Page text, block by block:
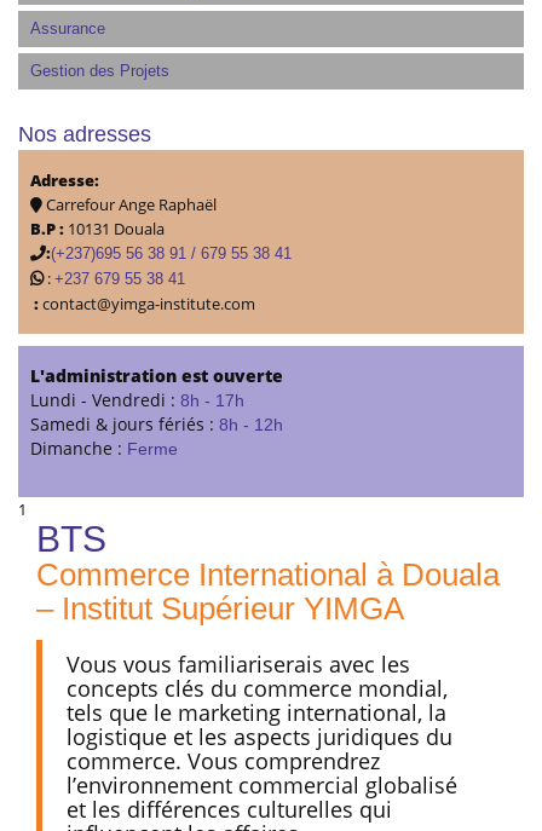
Assurance
Gestion des Projets
Nos adresses
Adresse:
Carrefour Ange Raphaël
B.P : 10131 Douala
:(+237)695 56 38 91 / 679 55 38 41
: +237 679 55 38 41
:contact@yimga-institute.com
L'administration est ouverte
Lundi - Vendredi : 8h - 17h
Samedi & jours fériés : 8h - 12h
Dimanche : Ferme
1
BTS
Commerce International à Douala
– Institut Supérieur YIMGA
Vous vous familiariserais avec les
concepts clés du commerce mondial,
tels que le marketing international, la
logistique et les aspects juridiques du
commerce. Vous comprendrez
l’environnement commercial globalisé
et les différences culturelles qui